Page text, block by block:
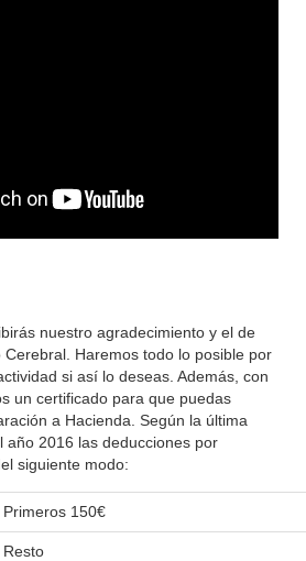
nuestro agradecimiento y el de
Haremos todo lo posible por
si así lo deseas. Además, con
un certificado para que puedas
a Hacienda. Según la última
año 2016 las deducciones por
siguiente modo:
Primeros 150€
Resto